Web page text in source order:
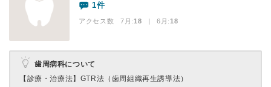
1件
アクセス数 7月:18 | 6月:18
歯周病科について
【診療・治療法】 GTR法（歯周組織再生誘導法）